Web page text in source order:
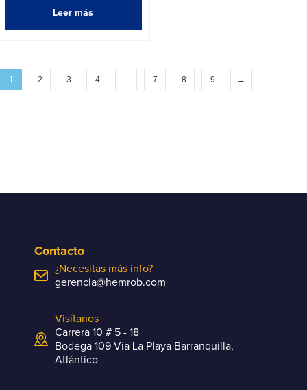
Leer más
1 2 3 4 … 7 8 9 →
Contacto
¿Necesitas más info?
gerencia@hemrob.com
Visítanos
Carrera 10 # 5 - 18
Bodega 109 Via La Playa Barranquilla,
Atlántico